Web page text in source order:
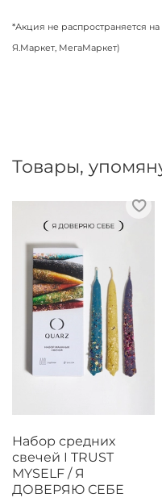
*Акция не распространяется
Я.Маркет, МегаМаркет)
Товары,
Набор средних
свечей I TRUST
MYSELF / Я
ДОВЕРЯЮ СЕБЕ